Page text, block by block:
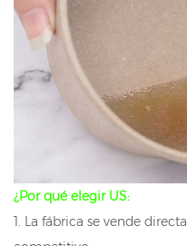
¿Por qué elegir US:
1. La fábrica se vende